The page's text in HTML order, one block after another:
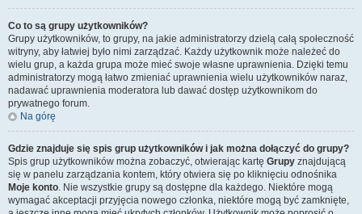
Co to są grupy użytkowników?
Grupy użytkowników, to grupy, na jakie administratorzy dzielą całą społeczność
witryny, aby łatwiej było nimi zarządzać. Każdy użytkownik może należeć do
wielu grup, a każda grupa może mieć swoje własne uprawnienia. Dzięki temu
administratorzy mogą łatwo zmieniać uprawnienia wielu użytkowników naraz,
nadawać uprawnienia moderatora lub dawać dostęp użytkownikom do
prywatnego forum.
Na górę
Gdzie znajduje się spis grup użytkowników i jak można dołączyć do grupy?
Spis grup użytkowników można zobaczyć, otwierając kartę Grupy znajdującą
się w panelu zarządzania kontem, który otwiera się po kliknięciu odnośnika
Moje konto. Nie wszystkie grupy są dostępne dla każdego. Niektóre mogą
wymagać akceptacji przyjęcia nowego członka, niektóre mogą być zamknięte,